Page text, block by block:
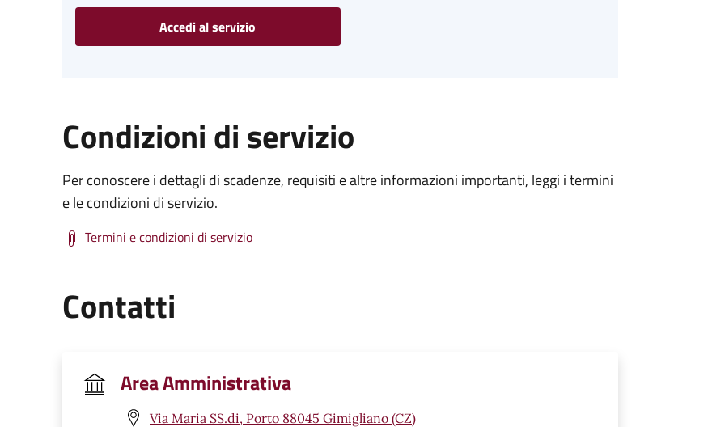
Accedi al servizio
Condizioni di servizio
Per conoscere i dettagli di scadenze, requisiti e altre informazioni importanti, leggi i termini
e le condizioni di servizio.
Termini e condizioni di servizio
Contatti
Area Amministrativa
Via Maria SS.di, Porto 88045 Gimigliano (CZ)